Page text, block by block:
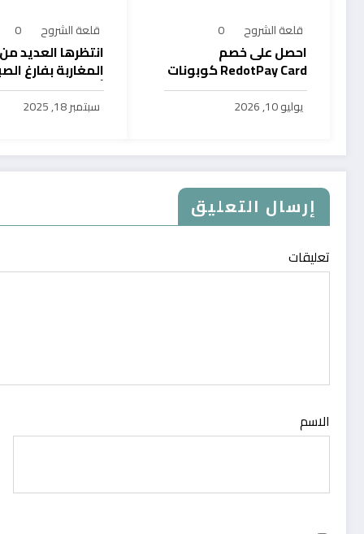
قلعة الشروح 0
احصل على خصم
RedotPay Card كوبونات
حصرية
يوليو 10, 2026
قلعة الشروح 0
انتظرها العديد من
المغاربة بفارغ
أول خدمة رقمية
سحب الرصيد من
سبتمبر 18, 2025
إرسال التعليق
تعليقات
الاسم